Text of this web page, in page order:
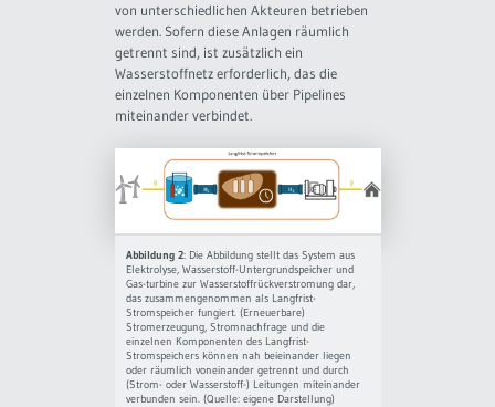
von unterschiedlichen Akteuren betrieben
werden. Sofern diese Anlagen räumlich
getrennt sind, ist zusätzlich ein
Wasserstoffnetz erforderlich, das die
einzelnen Komponenten über Pipelines
miteinander verbindet.
Abbildung 2: Die Abbildung stellt das System aus
Elektrolyse, Wasserstoff-Untergrundspeicher und
Gas-turbine zur Wasserstoffrückverstromung dar,
das zusammengenommen als Langfrist-
Stromspeicher fungiert. (Erneuerbare)
Stromerzeugung, Stromnachfrage und die
einzelnen Komponenten des Langfrist-
Stromspeichers können nah beieinander liegen
oder räumlich voneinander getrennt und durch
(Strom- oder Wasserstoff-) Leitungen miteinander
verbunden sein. (Quelle: eigene Darstellung)